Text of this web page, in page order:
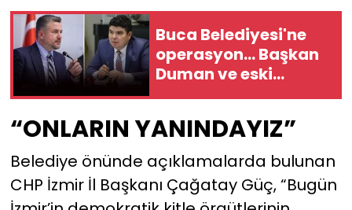
ne?
Buca Belediyesi'ne
operasyon... Başkan
Duman ve eski
başkan Kılıç
“ONLARIN YANINDAYIZ”
Belediye önünde açıklamalarda bulunan
CHP İzmir İl Başkanı Çağatay Güç, “Bugün